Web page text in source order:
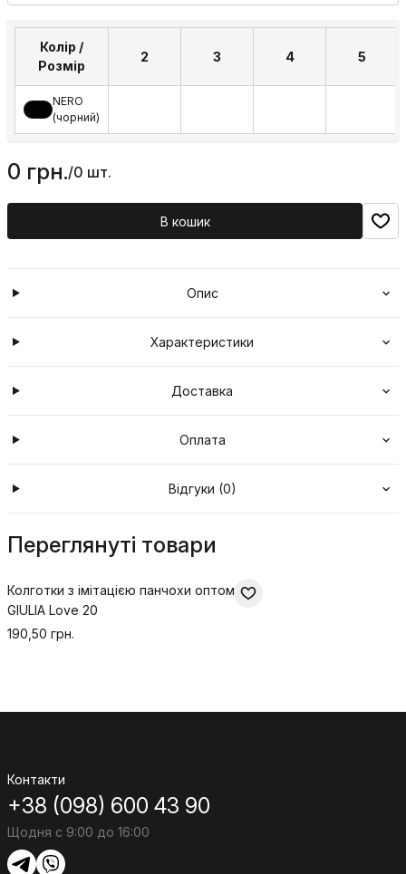
Колір /
Розмір
2 3 4 5
NERO
(чорний)
0 грн./0 шт.
В кошик
Опис
Характеристики
Доставка
Оплата
Відгуки (0)
Переглянуті товари
Колготки з імітацією панчохи оптом
GIULIA Love 20
190,50 грн.
Контакти
+38 (098) 600 43 90
Щодня с 9:00 до 16:00